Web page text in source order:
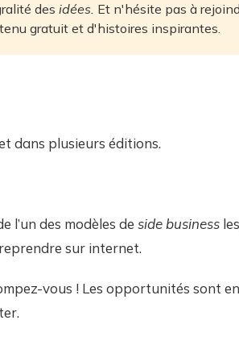
des idées. Et n'hésite pas à
gratuit et d'histoires inspirantes.
dans plusieurs éditions.
l’un des modèles de side business
sur internet.
vous ! Les opportunités sont